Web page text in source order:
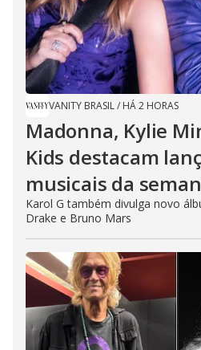
VANITY BRASIL/ HÁ 2 HORAS
Madonna, Kylie
Kids destacam
musicais da
Karol G também divulga novo
Drake e Bruno Mars